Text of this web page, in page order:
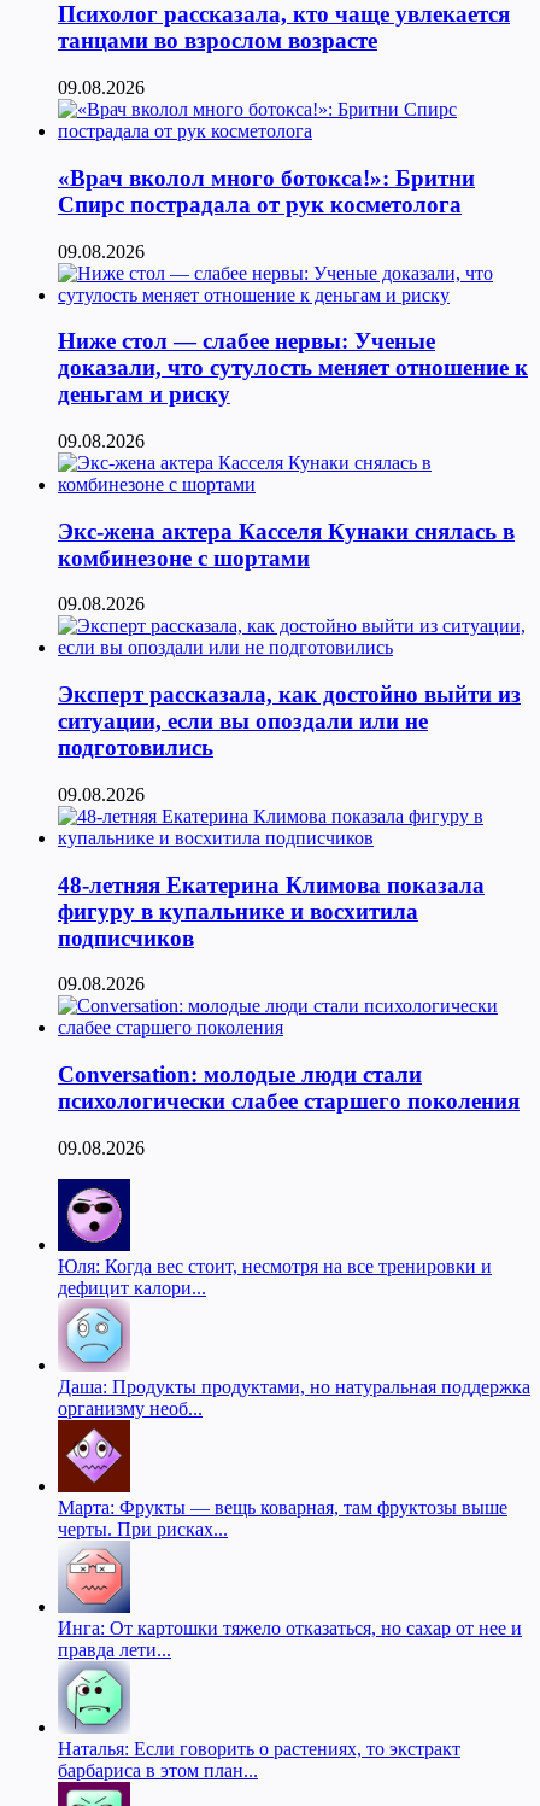
Психолог рассказала, кто чаще увлекается
танцами во взрослом возрасте
09.08.2026
«Врач вколол много ботокса!»: Бритни
Спирс пострадала от рук косметолога
09.08.2026
Ниже стол — слабее нервы: Ученые
доказали, что сутулость меняет отношение к
деньгам и риску
09.08.2026
Экс-жена актера Касселя Кунаки снялась в
комбинезоне с шортами
09.08.2026
Эксперт рассказала, как достойно выйти из
ситуации, если вы опоздали или не
подготовились
09.08.2026
48-летняя Екатерина Климова показала
фигуру в купальнике и восхитила
подписчиков
09.08.2026
Conversation: молодые люди стали
психологически слабее старшего поколения
09.08.2026
Юля: Когда вес стоит, несмотря на все тренировки и
дефицит калори...
Даша: Продукты продуктами, но натуральная поддержка
организму необ...
Марта: Фрукты — вещь коварная, там фруктозы выше
черты. При рисках...
Инга: От картошки тяжело отказаться, но сахар от нее и
правда лети...
Наталья: Если говорить о растениях, то экстракт
барбариса в этом план...